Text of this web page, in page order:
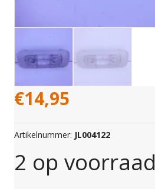
€14,95
Artikelnummer: JL004122
2 op voorraad